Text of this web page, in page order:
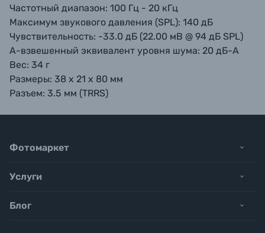
Частотный диапазон: 100 Гц - 20 кГц
Максимум звукового давления (SPL): 140 дБ
Чувствительность: -33.0 дБ (22.00 мВ @ 94 дБ SPL)
А-взвешенный эквивалент уровня шума: 20 дБ-A
Вес: 34 г
Размеры: 38 x 21 x 80 мм
Разъем: 3.5 мм (TRRS)
Фотомаркет
Услуги
Блог